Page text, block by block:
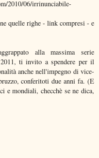
2010/06/irrinunciabile-
quelle righe - link compresi - e
alla massima serie
ti invito a spendere per il
anche nell'impegno di vice-
conferitoti due anni fa. (E
mondiali, checchè se ne dica,